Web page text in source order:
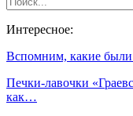
Интересное:
Вспомним, какие были
Печки-лавочки
как…